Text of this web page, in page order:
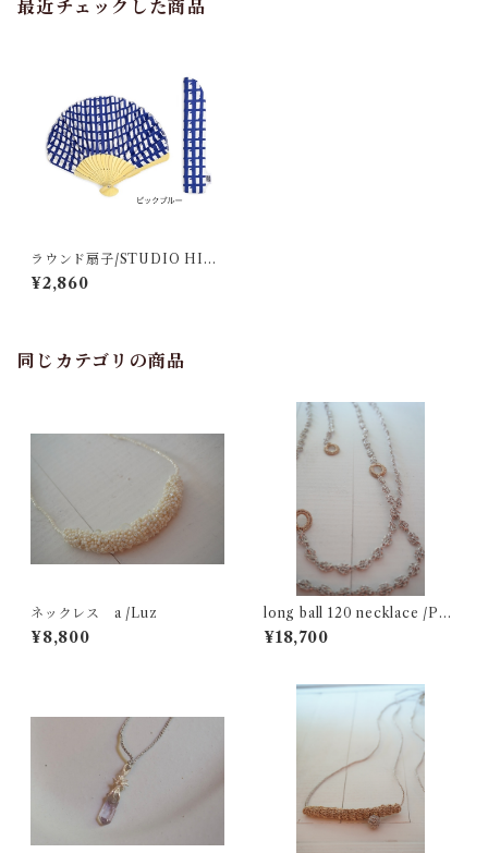
最近チェックした商品
ラウンド扇子/STUDIO HILL
A
¥2,860
同じカテゴリの商品
ネックレス a /Luz
¥8,800
long ball 120 necklace /PA
LM
¥18,700